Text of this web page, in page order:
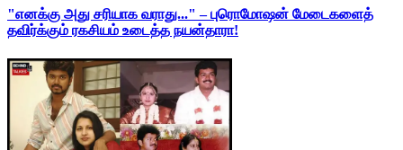
"எனக்கு அது சரியாக வராது..." – புரொமோஷன் மேடைகளைத்
தவிர்க்கும் ரகசியம் உடைத்த நயன்தாரா!